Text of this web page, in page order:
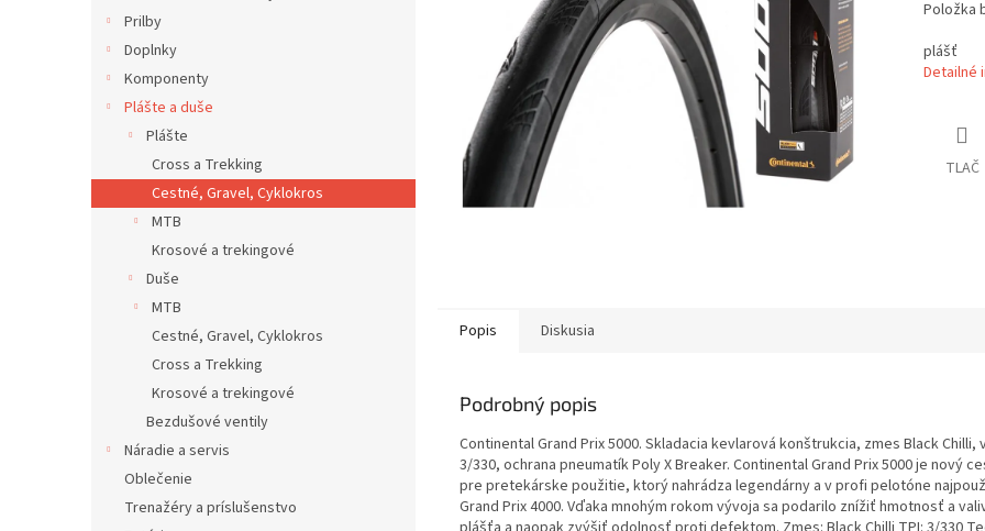
Prilby
Doplnky
Komponenty
Plášte a duše
Plášte
Cross a Trekking
Cestné, Gravel, Cyklokros
MTB
Krosové a trekingové
Duše
MTB
Cestné, Gravel, Cyklokros
Cross a Trekking
Krosové a trekingové
Bezdušové ventily
Náradie a servis
Oblečenie
Trenažéry a príslušenstvo
Položka
plášť
Detailné
TLAČ
Popis Diskusia
Podrobný popis
Continental Grand Prix 5000. Skladacia kevlarová konštrukcia, zmes Black Chilli,
3/330, ochrana pneumatík Poly X Breaker. Continental Grand Prix 5000 je nový
pre pretekárske použitie, ktorý nahrádza legendárny a v profi pelotóne
Grand Prix 4000. Vďaka mnohým rokom vývoja sa podarilo znížiť hmotnosť a